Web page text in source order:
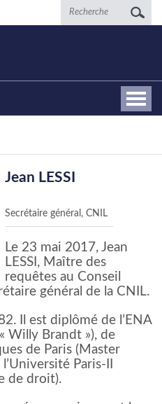
Recherche
Jean LESSI
Secrétaire général, CNIL
Le 23 mai 2017, Jean
LESSI, Maître des
requêtes au Conseil
général de la CNIL.
Il est diplômé de l’ENA
Willy Brandt »), de
de Paris (Master
Paris-II
de droit).